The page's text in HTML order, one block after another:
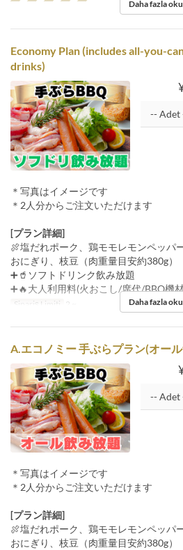
Daha fazla oku
Economy Plan (includes all-you-
drinks)
＊写真はイメージです
＊2人分からご注文いただけます
[プラン詳細]
🍖塩だれポーク、鶏モモレモンペッパ
おにぎり、枝豆（肉重量目安約380g）
➕🥤ソフトドリンク飲み放題
➕🔥大人利用料(火おこし/席代/BBQ機
Sipariş Limiti 2 ~ Daha fazla oku
A.エコノミー 手ぶらプラン(オー
＊写真はイメージです
＊2人分からご注文いただけます
[プラン詳細]
🍖塩だれポーク、鶏モモレモンペッパ
おにぎり、枝豆（肉重量目安約380g）